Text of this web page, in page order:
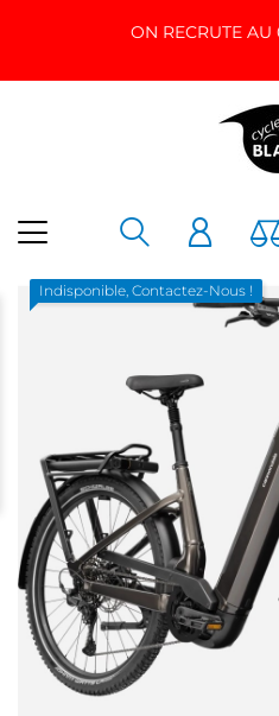
ON RECRUTE
Indisponible, Contactez-Nous !